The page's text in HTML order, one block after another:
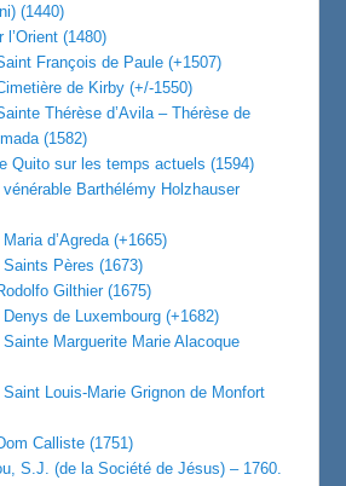
(1440)
l’Orient (1480)
François de Paule (+1507)
de Kirby (+/-1550)
Thérèse d’Avila – Thérèse de
(1582)
Quito sur les temps actuels (1594)
Barthélémy Holzhauser
d’Agreda (+1665)
Pères (1673)
Gilthier (1675)
de Luxembourg (+1682)
Marguerite Marie Alacoque
Saint Louis-Marie Grignon de Monfort
Calliste (1751)
S.J. (de la Société de Jésus) – 1760.